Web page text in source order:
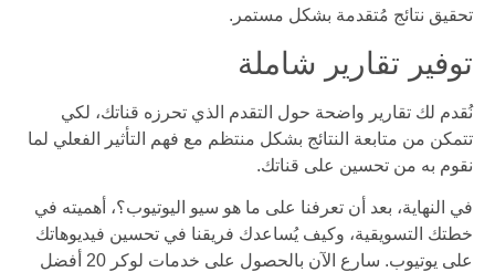
تحقيق نتائج مُتقدمة بشكل مستمر.
توفير تقارير شاملة
نُقدم لك تقارير واضحة حول التقدم الذي تحرزه قناتك، لكي
تتمكن من متابعة النتائج بشكل منتظم مع فهم التأثير الفعلي لما
نقوم به من تحسين على قناتك.
في النهاية، بعد أن تعرفنا على ما هو سيو اليوتيوب؟، أهميته في
خطتك التسويقية، وكيف يُساعدك فريقنا في تحسين فيديوهاتك
على يوتيوب. سارع الآن بالحصول على خدمات لوكر 20 أفضل